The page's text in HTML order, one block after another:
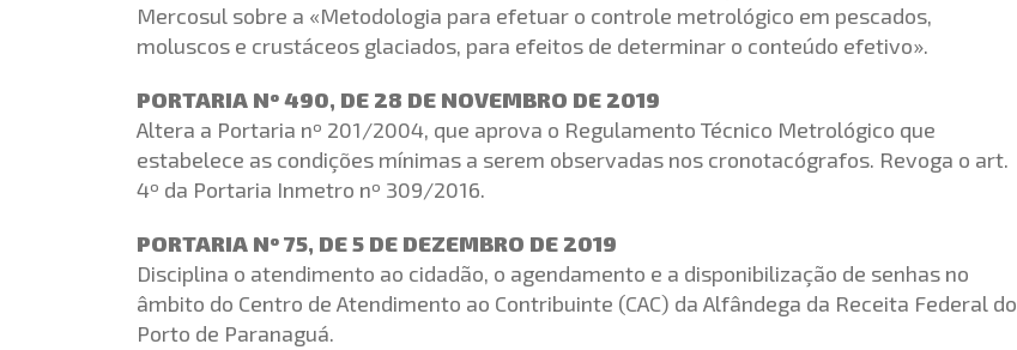
Mercosul sobre a «Metodologia para efetuar o controle metrológico em pescados,
moluscos e crustáceos glaciados, para efeitos de determinar o conteúdo efetivo».
PORTARIA Nº 490, DE 28 DE NOVEMBRO DE 2019
Altera a Portaria nº 201/2004, que aprova o Regulamento Técnico Metrológico que
estabelece as condições mínimas a serem observadas nos cronotacógrafos. Revoga o art.
4º da Portaria Inmetro nº 309/2016.
PORTARIA Nº 75, DE 5 DE DEZEMBRO DE 2019
Disciplina o atendimento ao cidadão, o agendamento e a disponibilização de senhas no
âmbito do Centro de Atendimento ao Contribuinte (CAC) da Alfândega da Receita Federal do
Porto de Paranaguá.